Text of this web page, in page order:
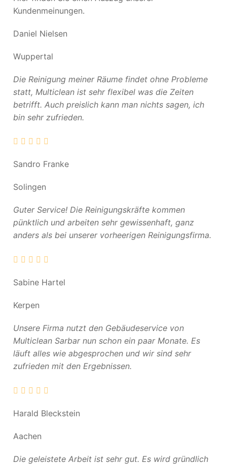
Kundenmeinungen.
Daniel Nielsen
Wuppertal
Die Reinigung meiner Räume findet ohne Probleme
statt, Multiclean ist sehr flexibel was die Zeiten
betrifft. Auch preislich kann man nichts sagen, ich
bin sehr zufrieden.
Sandro Franke
Solingen
Guter Service! Die Reinigungskräfte kommen
pünktlich und arbeiten sehr gewissenhaft, ganz
anders als bei unserer vorheerigen Reinigungsfirma.
Sabine Hartel
Kerpen
Unsere Firma nutzt den Gebäudeservice von
Multiclean Sarbar nun schon ein paar Monate. Es
läuft alles wie abgesprochen und wir sind sehr
zufrieden mit den Ergebnissen.
Harald Bleckstein
Aachen
Die geleistete Arbeit ist sehr gut. Es wird gründlich